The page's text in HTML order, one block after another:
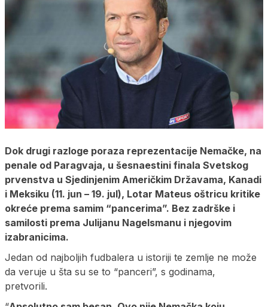
Dok drugi razloge poraza reprezentacije Nemačke, na
penale od Paragvaja, u šesnaestini finala Svetskog
prvenstva u Sjedinjenim Američkim Državama, Kanadi
i Meksiku (11. jun – 19. jul), Lotar Mateus oštricu kritike
okreće prema samim “pancerima”. Bez zadrške i
samilosti prema Julijanu Nagelsmanu i njegovim
izabranicima.
Jedan od najboljih fudbalera u istoriji te zemlje ne može
da veruje u šta su se to “panceri”, s godinama,
pretvorili.